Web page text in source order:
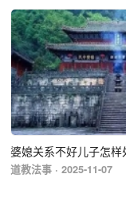
婆媳关系不好儿子怎样
道教法事 · 2025-11-07